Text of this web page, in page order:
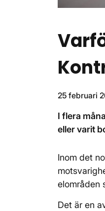
25 februari
I flera
eller varit
Inom det
elområden
Det är en